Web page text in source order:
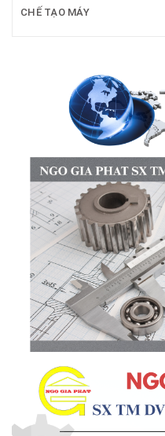
CHẾ TẠO MÁY